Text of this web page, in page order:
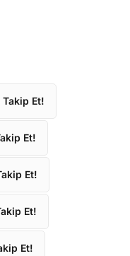
Et!
Et!
Et!
Et!
Et!